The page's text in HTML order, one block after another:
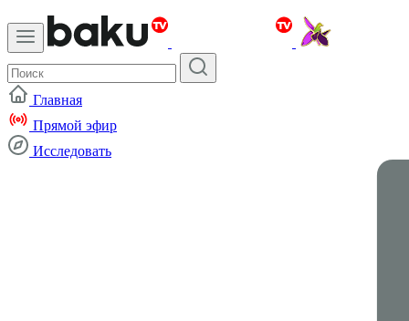
Главная
Прямой эфир
Исследовать